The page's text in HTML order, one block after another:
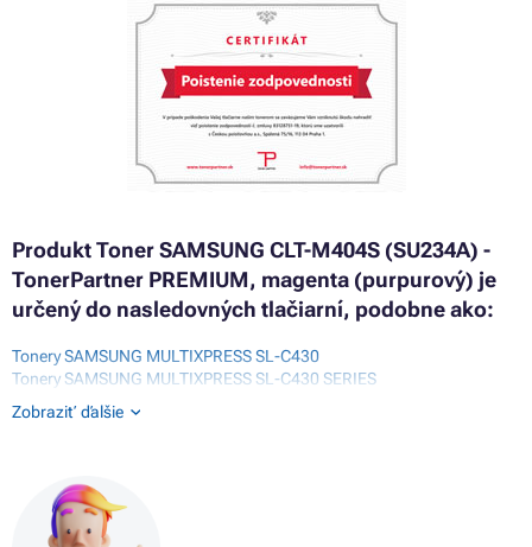
Produkt Toner SAMSUNG CLT-M404S (SU234A) -
TonerPartner PREMIUM, magenta (purpurový) je
určený do nasledovných tlačiarní, podobne ako:
Tonery SAMSUNG MULTIXPRESS SL-C430
Tonery SAMSUNG MULTIXPRESS SL-C430 SERIES
Tonery SAMSUNG MULTIXPRESS SL-C430W
Tonery SAMSUNG MULTIXPRESS SL-C480
Tonery SAMSUNG MULTIXPRESS SL-C480W
Tonery SAMSUNG MULTIXPRESS SL-C482W
Tonery SAMSUNG XPRESS SL-C430
Zobraziť ďalšie